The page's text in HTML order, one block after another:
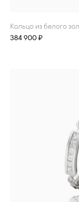
Кольцо из белого
384 900 ₽